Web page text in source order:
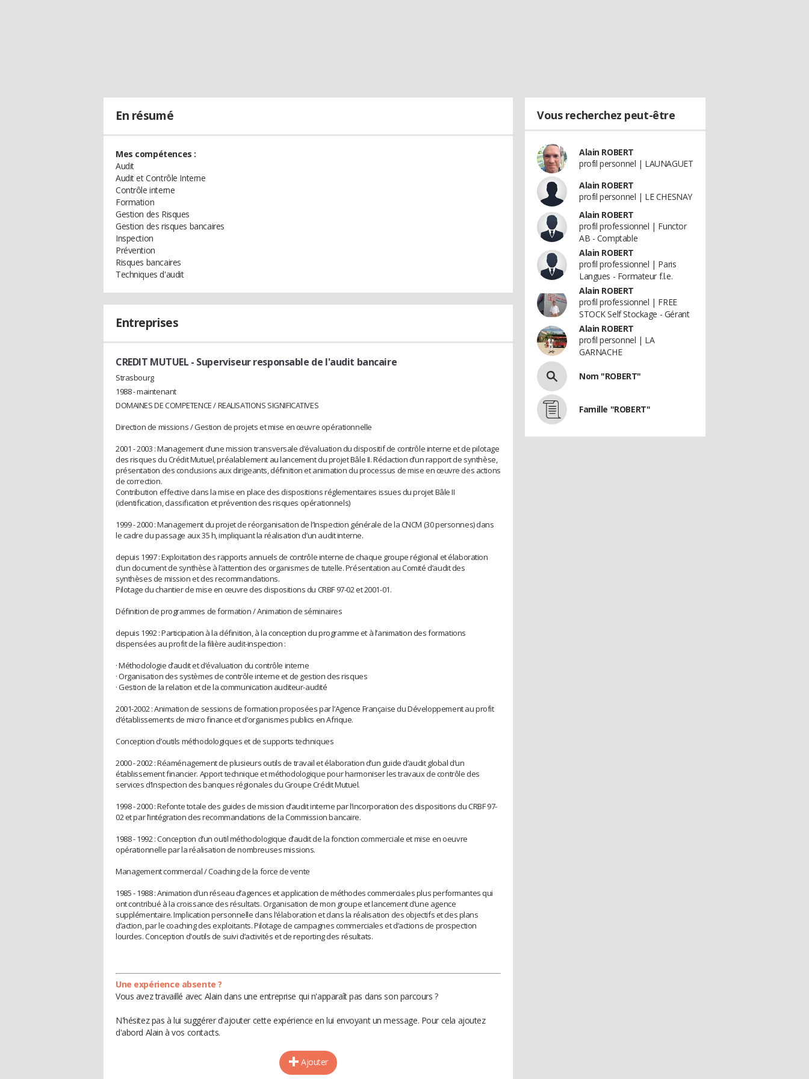
En résumé
Mes compétences :
Audit
Audit et Contrôle Interne
Contrôle interne
Formation
Gestion des Risques
Gestion des risques bancaires
Inspection
Prévention
Risques bancaires
Techniques d'audit
Entreprises
CREDIT MUTUEL - Superviseur responsable de l'audit bancaire
Strasbourg
1988 - maintenant
DOMAINES DE COMPETENCE / REALISATIONS SIGNIFICATIVES
Direction de missions / Gestion de projets et mise en œuvre opérationnelle
2001 - 2003 : Management d’une mission transversale d’évaluation du dispositif de contrôle interne et de pilotage
des risques du Crédit Mutuel, préalablement au lancement du projet Bâle II. Rédaction d’un rapport de synthèse,
présentation des conclusions aux dirigeants, définition et animation du processus de mise en œuvre des actions
de correction.
Contribution effective dans la mise en place des dispositions réglementaires issues du projet Bâle II
(identification, classification et prévention des risques opérationnels)
1999 - 2000 : Management du projet de réorganisation de l’Inspection générale de la CNCM (30 personnes) dans
le cadre du passage aux 35 h, impliquant la réalisation d’un audit interne.
depuis 1997 : Exploitation des rapports annuels de contrôle interne de chaque groupe régional et élaboration
d’un document de synthèse à l’attention des organismes de tutelle. Présentation au Comité d’audit des
synthèses de mission et des recommandations.
Pilotage du chantier de mise en œuvre des dispositions du CRBF 97-02 et 2001-01.
Définition de programmes de formation / Animation de séminaires
depuis 1992 : Participation à la définition, à la conception du programme et à l’animation des formations
dispensées au profit de la filière audit-inspection :
· Méthodologie d’audit et d’évaluation du contrôle interne
· Organisation des systèmes de contrôle interne et de gestion des risques
· Gestion de la relation et de la communication auditeur-audité
2001-2002 : Animation de sessions de formation proposées par l’Agence Française du Développement au profit
d’établissements de micro finance et d’organismes publics en Afrique.
Conception d’outils méthodologiques et de supports techniques
2000 - 2002 : Réaménagement de plusieurs outils de travail et élaboration d’un guide d’audit global d’un
établissement financier. Apport technique et méthodologique pour harmoniser les travaux de contrôle des
services d’Inspection des banques régionales du Groupe Crédit Mutuel.
1998 - 2000 : Refonte totale des guides de mission d’audit interne par l’incorporation des dispositions du CRBF 97-
02 et par l’intégration des recommandations de la Commission bancaire.
1988 - 1992 : Conception d’un outil méthodologique d’audit de la fonction commerciale et mise en oeuvre
opérationnelle par la réalisation de nombreuses missions.
Management commercial / Coaching de la force de vente
1985 - 1988 : Animation d’un réseau d’agences et application de méthodes commerciales plus performantes qui
ont contribué à la croissance des résultats. Organisation de mon groupe et lancement d’une agence
supplémentaire. Implication personnelle dans l’élaboration et dans la réalisation des objectifs et des plans
d’action, par le coaching des exploitants. Pilotage de campagnes commerciales et d’actions de prospection
lourdes. Conception d'outils de suivi d’activités et de reporting des résultats.
Une expérience absente ?
Vous avez travaillé avec Alain dans une entreprise qui n'apparaît pas dans son parcours ?
N'hésitez pas à lui suggérer d'ajouter cette expérience en lui envoyant un message. Pour cela ajoutez
d'abord Alain à vos contacts.
Ajouter
Vous recherchez peut-être
Alain ROBERT
profil personnel | LAUNAGUET
Alain ROBERT
profil personnel | LE CHESNAY
Alain ROBERT
profil professionnel | Functor
AB - Comptable
Alain ROBERT
profil professionnel | Paris
Langues - Formateur f.l.e.
Alain ROBERT
profil professionnel | FREE
STOCK Self Stockage - Gérant
Alain ROBERT
profil personnel | LA
GARNACHE
Nom "ROBERT"
Famille "ROBERT"